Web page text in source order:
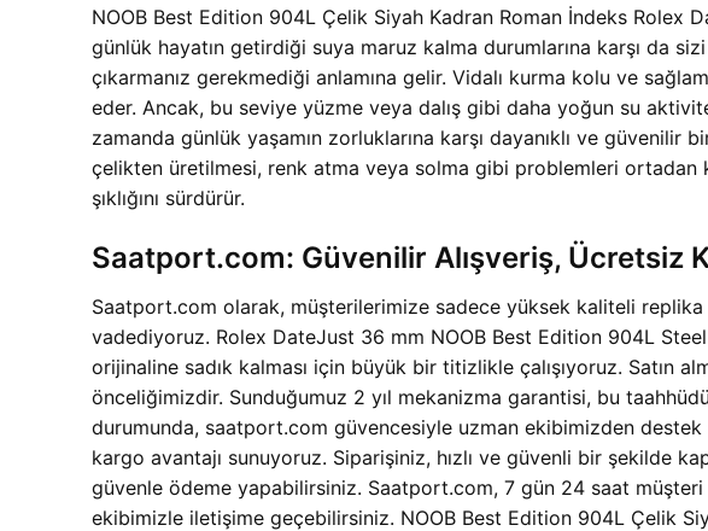
NOOB Best Edition 904L Çelik Siyah Kadran Roman İndeks
günlük hayatın getirdiği suya maruz kalma durumlarına karşı da
çıkarmanız gerekmediği anlamına gelir. Vidalı kurma kolu ve
eder. Ancak, bu seviye yüzme veya dalış gibi daha yoğun su
zamanda günlük yaşamın zorluklarına karşı dayanıklı ve
çelikten üretilmesi, renk atma veya solma gibi problemleri ortadan
şıklığını sürdürür.
Saatport.com: Güvenilir Alışveriş, Ücretsiz
Saatport.com olarak, müşterilerimize sadece yüksek kaliteli replika
vadediyoruz. Rolex DateJust 36 mm NOOB Best Edition 904L
orijinaline sadık kalması için büyük bir titizlikle çalışıyoruz. Satın
önceliğimizdir. Sunduğumuz 2 yıl mekanizma garantisi, bu
durumunda, saatport.com güvencesiyle uzman ekibimizden destek
kargo avantajı sunuyoruz. Siparişiniz, hızlı ve güvenli bir şekilde
güvenle ödeme yapabilirsiniz. Saatport.com, 7 gün 24 saat müşteri
ekibimizle iletişime geçebilirsiniz. NOOB Best Edition 904L Çelik